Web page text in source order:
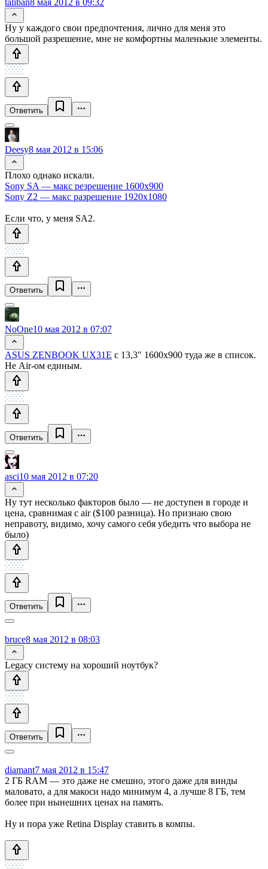
Ну у каждого свои предпочтения, лично для меня это
большой разрешение, мне не комфортны маленькие элементы.
Ответить
Deesy8 мая 2012 в 15:06
Плохо однако искали.
Sony SA — макс резрешение 1600x900
Sony Z2 — макс разрешение 1920x1080
Если что, у меня SA2.
Ответить
NoOne10 мая 2012 в 07:07
ASUS ZENBOOK UX31E c 13,3" 1600x900 туда же в список.
Не Air-ом единым.
Ответить
asci10 мая 2012 в 07:20
Ну тут несколько факторов было — не доступен в городе и
цена, сравнимая с air ($100 разница). Но признаю свою
неправоту, видимо, хочу самого себя убедить что выбора не
было)
Ответить
bruce8 мая 2012 в 08:03
Legacy систему на хороший ноутбук?
Ответить
diamant7 мая 2012 в 15:47
2 ГБ RAM — это даже не смешно, этого даже для винды
маловато, а для макоси надо минимум 4, а лучше 8 ГБ, тем
более при нынешних ценах на память.
Ну и пора уже Retina Display ставить в компы.